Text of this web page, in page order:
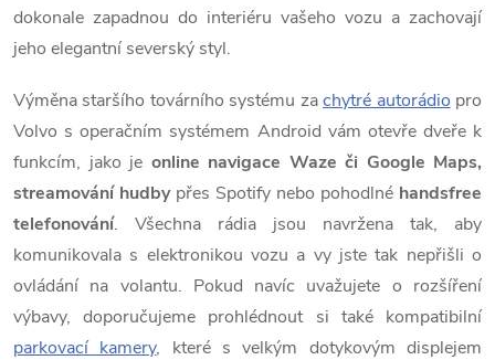
dokonale zapadnou do interiéru vašeho vozu a zachovají
jeho elegantní severský styl.
Výměna staršího továrního systému zachytré autorádio pro
Volvo s operačním systémem Android vám otevře dveře k
funkcím, jako je online navigace Waze či Google Maps,
streamování hudby přes Spotify nebo pohodlné handsfree
telefonování. Všechna rádia jsou navržena tak, aby
komunikovala s elektronikou vozu a vy jste tak nepřišli o
ovládání na volantu. Pokud navíc uvažujete o rozšíření
výbavy, doporučujeme prohlédnout si také kompatibilní
parkovací kamery, které s velkým dotykovým displejem